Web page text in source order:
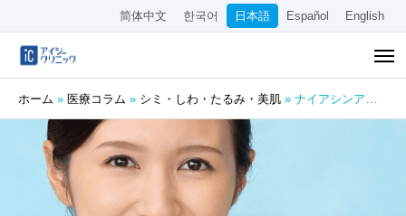
简体中文 한국어 日本語 Español English
ホーム » 医療コラム » シミ・しわ・たるみ・美肌 » ナイアシンアミドとトラネキサム酸の美肌効果｜併用メリットと正しい使い方